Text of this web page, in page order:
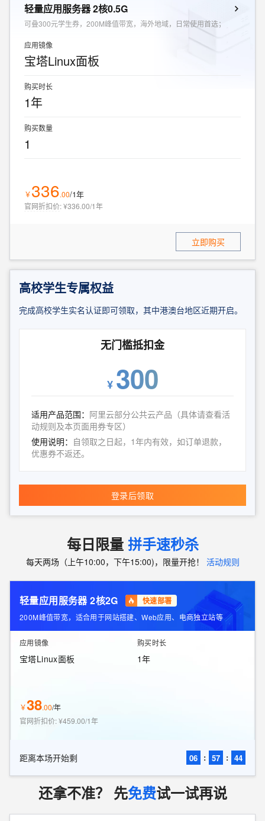
轻量应用服务器 2核0.5G
可叠300元学生券，200M峰值带宽，海外地域，日常使用首选；
应用镜像
宝塔Linux面板
购买时长
1年
购买数量
1
￥336.00/1年
官网折扣价:¥336.00/1年
立即购买
高校学生专属权益
完成高校学生实名认证即可领取，其中港澳台地区近期开启。
无门槛抵扣金
¥ 300
适用产品范围： 阿里云部分公共云产品（具体请查看活
动规则及本页面用券专区）
使用说明： 自领取之日起，1年内有效，如订单退款，
优惠券不返还。
登录后领取
每日限量 拼手速秒杀
每天两场（上午10:00，下午15:00)，限量开抢！ 活动规则
轻量应用服务器 2核2G 快速部署
200M峰值带宽，适合用于网站搭建、Web应用、电商独立站等
应用镜像
宝塔Linux面板
购买时长
1年
￥38.00/年
官网折扣价:¥459.00/1年
距离本场开始剩 06 : 57 : 42
还拿不准？ 先免费试一试再说